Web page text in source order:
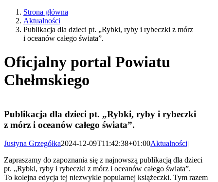
Strona główna
Aktualności
Publikacja dla dzieci pt. „Rybki, ryby i rybeczki z mórz
i oceanów całego świata”.
Oficjalny portal Powiatu
Chełmskiego
Publikacja dla dzieci pt. „Rybki, ryby i rybeczki
z mórz i oceanów całego świata”.
Justyna Grzegółka2024-12-09T11:42:38+01:00Aktualności|
Zapraszamy do zapoznania się z najnowszą publikacją dla dzieci
pt. „Rybki, ryby i rybeczki z mórz i oceanów całego świata”.
To kolejna edycja tej niezwykle popularnej książeczki. Tym razem